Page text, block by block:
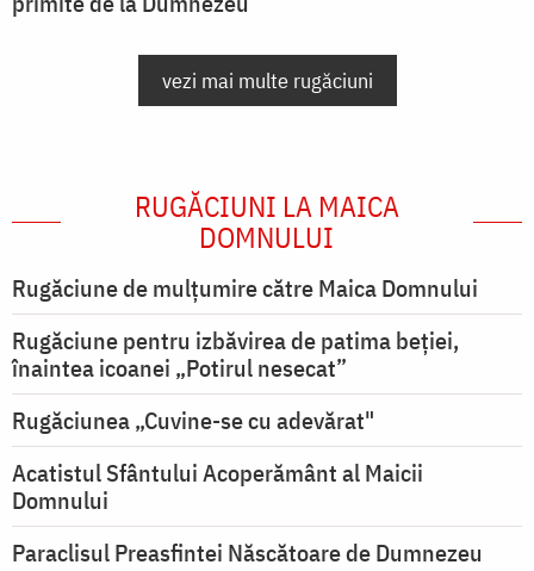
vezi mai multe rugăciuni
RUGĂCIUNI LA MAICA
DOMNULUI
Rugăciune de mulţumire către Maica Domnului
Rugăciune pentru izbăvirea de patima beției,
înaintea icoanei „Potirul nesecat”
Rugăciunea „Cuvine-se cu adevărat"
Acatistul Sfântului Acoperământ al Maicii
Domnului
Paraclisul Preasfintei Născătoare de Dumnezeu